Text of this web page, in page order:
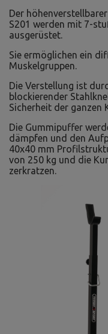
Der
S201 werden mit 7-
ausgerüstet.
Sie ermöglichen ein
Muskelgruppen.
Die Verstellung ist
blockierender
Sicherheit der ganzen
Die Gummipuffer
dämpfen und den
40x40 mm
von 250 kg und die
zerkratzen.